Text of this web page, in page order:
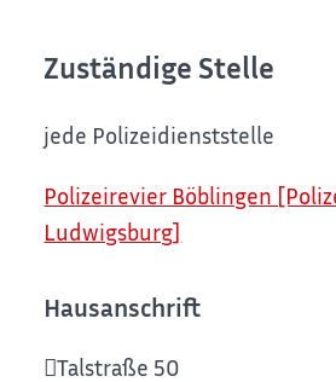
Zuständige Stelle
jede Polizeidienststelle
Polizeirevier Böblingen
Ludwigsburg]
Hausanschrift
Talstraße 50